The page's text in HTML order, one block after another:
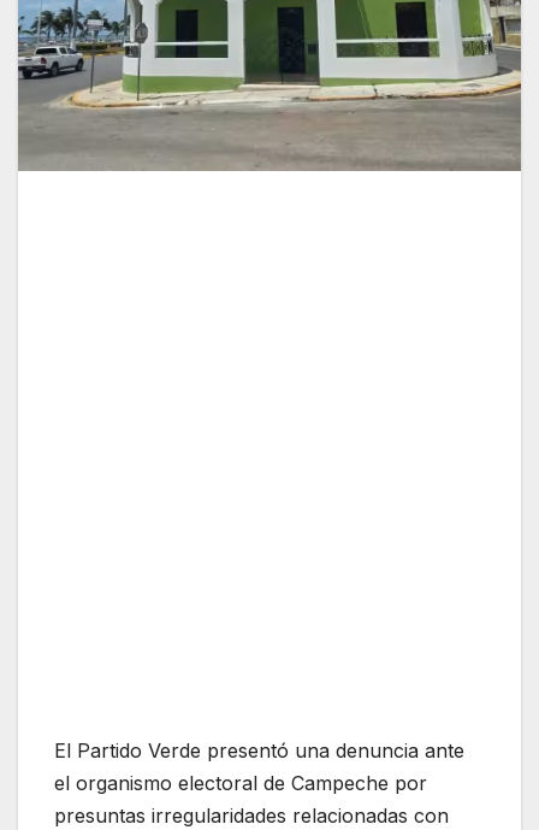
El Partido Verde presentó una denuncia ante
el organismo electoral de Campeche por
presuntas irregularidades relacionadas con